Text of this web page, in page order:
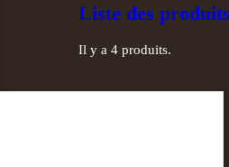
Liste des
Il y a 4 produits.